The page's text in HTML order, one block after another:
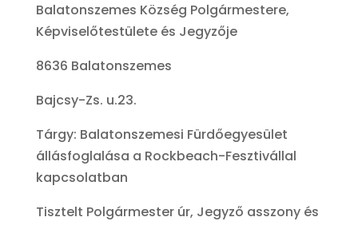
Balatonszemes Község Polgármestere,
Képviselőtestülete és Jegyzője
8636 Balatonszemes
Bajcsy-Zs. u.23.
Tárgy: Balatonszemesi Fürdőegyesület
állásfoglalása a Rockbeach-Fesztivállal
kapcsolatban
Tisztelt Polgármester úr, Jegyző asszony és